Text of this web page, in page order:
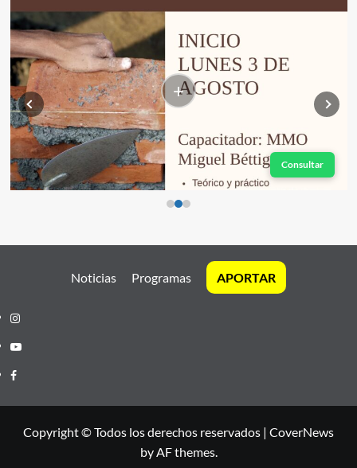
+
Consultar
Noticias Programas APORTAR
Instagram
Youtube
Facebook
Copyright © Todos los derechos reservados | CoverNews
by AF themes.